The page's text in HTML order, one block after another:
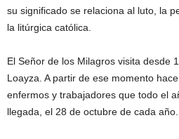
su significado se relaciona al luto, la
la litúrgica católica.
El Señor de los Milagros visita desde
Loayza. A partir de ese momento
enfermos y trabajadores que todo el
llegada, el 28 de octubre de cada año.